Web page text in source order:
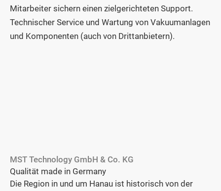
Mitarbeiter sichern einen zielgerichteten Support.
Technischer Service und Wartung von Vakuumanlagen
und Komponenten (auch von Drittanbietern).
MST Technology GmbH & Co. KG
Qualität made in Germany
Die Region in und um Hanau ist historisch von der